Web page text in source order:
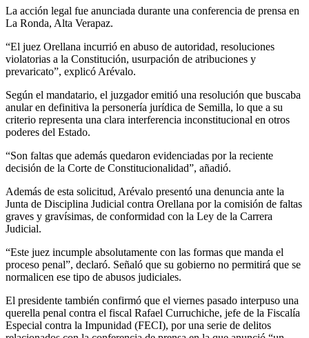
La acción legal fue anunciada durante una conferencia de prensa en
La Ronda, Alta Verapaz.
“El juez Orellana incurrió en abuso de autoridad, resoluciones
violatorias a la Constitución, usurpación de atribuciones y
prevaricato”, explicó Arévalo.
Según el mandatario, el juzgador emitió una resolución que buscaba
anular en definitiva la personería jurídica de Semilla, lo que a su
criterio representa una clara interferencia inconstitucional en otros
poderes del Estado.
“Son faltas que además quedaron evidenciadas por la reciente
decisión de la Corte de Constitucionalidad”, añadió.
Además de esta solicitud, Arévalo presentó una denuncia ante la
Junta de Disciplina Judicial contra Orellana por la comisión de faltas
graves y gravísimas, de conformidad con la Ley de la Carrera
Judicial.
“Este juez incumple absolutamente con las formas que manda el
proceso penal”, declaró. Señaló que su gobierno no permitirá que se
normalicen ese tipo de abusos judiciales.
El presidente también confirmó que el viernes pasado interpuso una
querella penal contra el fiscal Rafael Curruchiche, jefe de la Fiscalía
Especial contra la Impunidad (FECI), por una serie de delitos